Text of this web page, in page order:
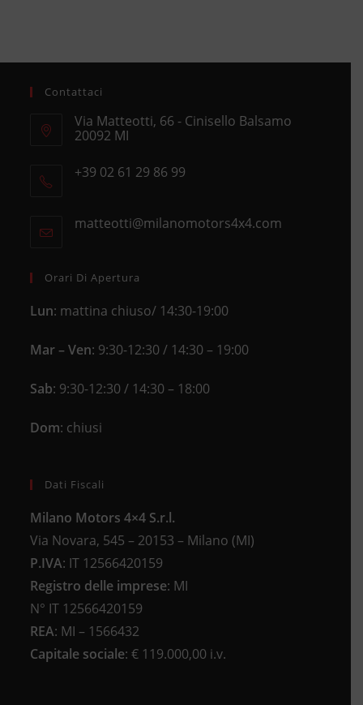
Contattaci
Via Matteotti, 66 - Cinisello Balsamo
20092 MI
in
+39 02 61 29 86 99
your
matteotti@milanomotors4x4.comOpens
Orari Di Apertura
Lun: mattina chiuso/ 14:30-19:00
Mar – Ven: 9:30-12:30 / 14:30 – 19:00
Sab: 9:30-12:30 / 14:30 – 18:00
Dom: chiusi
Dati Fiscali
Milano Motors 4×4 S.r.l.
Via Novara, 545 – 20153 – Milano (MI)
P.IVA: IT 12566420159
Registro delle imprese: MI
N° IT 12566420159
REA: MI – 1566432
Capitale sociale: € 119.000,00 i.v.